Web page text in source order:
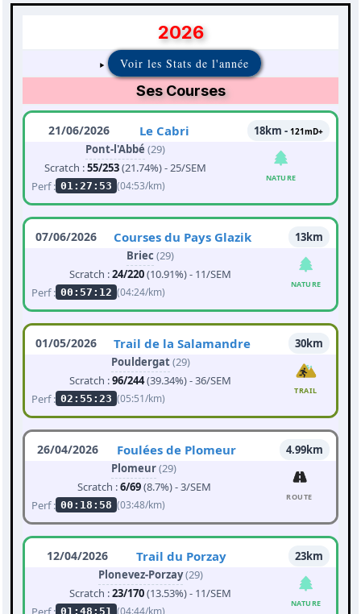
2026
Voir les Stats de l'année
Ses Courses
21/06/2026 Le Cabri 18km - 121mD+
Pont-l'Abbé (29)
Scratch :55/253(21.74%) - 25/SEM
Perf : 01:27:53 (04:53/km)
NATURE
07/06/2026 Courses du Pays Glazik
13km
Briec (29)
Scratch :24/220(10.91%) - 11/SEM
Perf : 00:57:12 (04:24/km)
NATURE
01/05/2026 Trail de la Salamandre
30km
Pouldergat(29)
Scratch :96/244(39.34%) - 36/SEM
Perf : 02:55:23 (05:51/km)
TRAIL
26/04/2026 Foulées de Plomeur
4.99km
Plomeur(29)
Scratch :6/69(8.7%) - 3/SEM
Perf : 00:18:58 (03:48/km)
ROUTE
12/04/2026 Trail du Porzay
23km
Plonevez-Porzay(29)
Scratch :23/170(13.53%) - 11/SEM
01:48:51 (04:44/km)
NATURE